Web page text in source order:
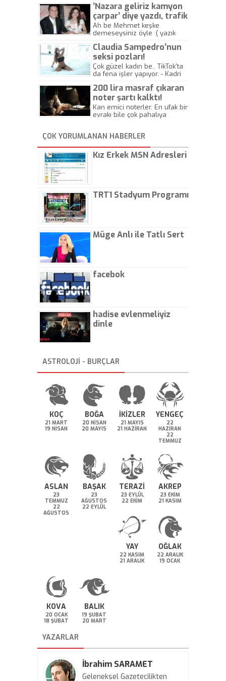
’Nazara geliriz kamyon
çarpar’ diye yazdı, trafik
kazasında öldü!
Ah be Mehmet keşke
demeseysiniz öyle :( yazık
Claudia Sampedro’nun
seksi pozları!
Çok güzel kadın be.. TikTok'ta
da fena işler yapıyor. - Kadri
200 lira masraf çıkaran
noter şartı kalktı!
Kan emici noterler. En ufak bir
evrakı bile çok pahalıya
kaptırıyorsunuz. - Kayhan
Gezenti
ÇOK YORUMLANAN HABERLER
Kız Erkek MSN Adresleri
TRT1 Stadyum Programı
Müge Anlı ile Tatlı Sert
facebok
hadise evlenmeliyiz
dinle
ASTROLOJİ - BURÇLAR
KOÇ
21 MART
19 NİSAN
BOĞA
20 NİSAN
20 MAYIS
İKİZLER
21 MAYIS
21 HAZİRAN
YENGEÇ
22
HAZİRAN
22
TEMMUZ
ASLAN
23
TEMMUZ
22
AĞUSTOS
BAŞAK
23
AĞUSTOS
22 EYLÜL
TERAZİ
23 EYLÜL
22 EKİM
AKREP
23 EKİM
21 KASIM
YAY
22 KASIM
21 ARALIK
OĞLAK
22 ARALIK
19 OCAK
KOVA
20 OCAK
18 ŞUBAT
BALIK
19 ŞUBAT
20 MART
YAZARLAR
İbrahim SARAMET
Geleneksel Gazetecilikten